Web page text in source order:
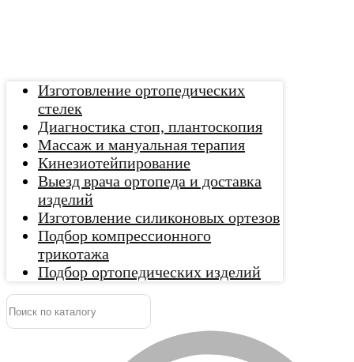
Изготовление ортопедических
стелек
Диагностика стоп, плантоскопия
Массаж и мануальная терапия
Кинезиотейпирование
Выезд врача ортопеда и доставка
изделий
Изготовление силиконовых ортезов
Подбор компрессионного
трикотажа
Подбор ортопедических изделий